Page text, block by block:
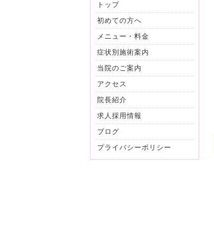
トップ
初めての方へ
メニュー・料金
症状別施術案内
当院のご案内
アクセス
院長紹介
求人採用情報
ブログ
プライバシーポリシー